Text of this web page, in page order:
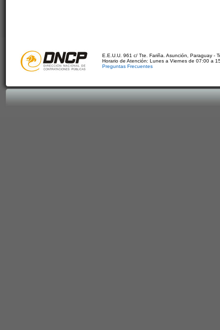
E.E.U.U. 961 c/ Tte. Fariña. Asunción, Paraguay -
Horario de Atención: Lunes a Viernes de 07:00 a
Preguntas Frecuentes